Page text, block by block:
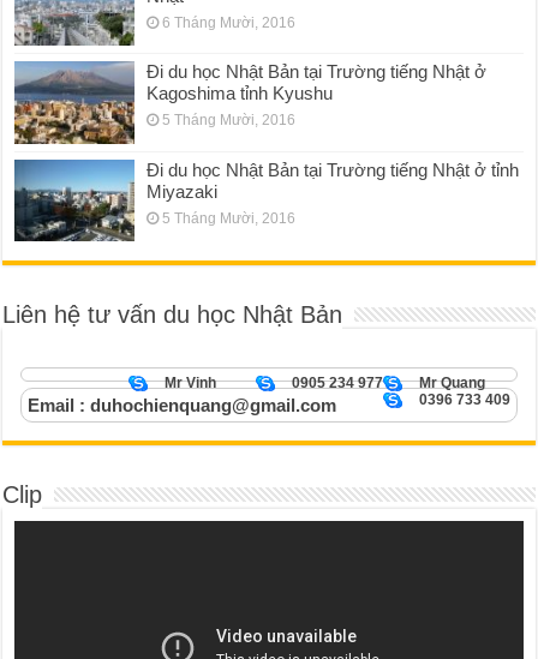
6 Tháng Mười, 2016
Đi du học Nhật Bản tại Trường tiếng Nhật ở
Kagoshima tỉnh Kyushu
5 Tháng Mười, 2016
Đi du học Nhật Bản tại Trường tiếng Nhật ở tỉnh
Miyazaki
5 Tháng Mười, 2016
Liên hệ tư vấn du học Nhật Bản
Mr Quang
0905 234 977
Mr Vinh
0396 733 409
Email : duhochienquang@gmail.com
Clip